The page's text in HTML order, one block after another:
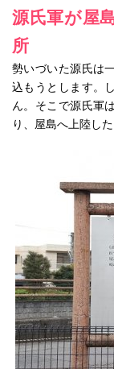
源氏軍が屋
所
勢いづいた源氏は
込もうとします。
ん。そこで源氏軍
り、屋島へ上陸し